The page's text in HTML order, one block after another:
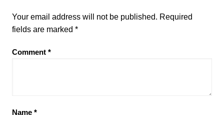
Your email address will not be published. Required
fields are marked *
Comment *
Name *